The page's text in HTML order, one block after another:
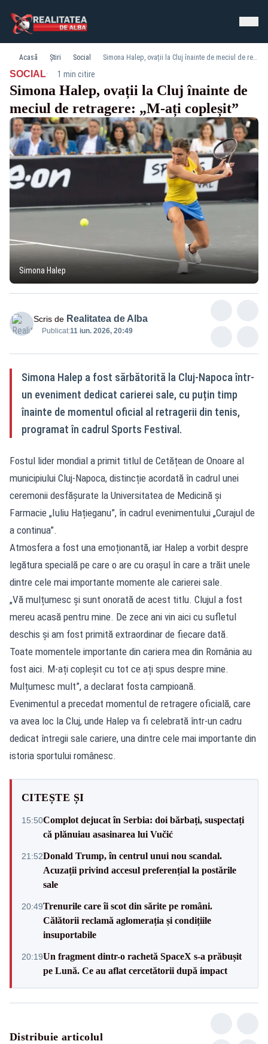
Acasă Știri Social Simona Halep, ovații la Cluj înainte de meciul de retragere: „M-ați copleșit”
SOCIAL· 1 min citire
Simona Halep, ovații la Cluj înainte de
meciul de retragere: „M-ați copleșit”
Simona Halep
Scris de Realitatea de Alba
Publicat:11 iun. 2026, 20:49
Simona Halep a fost sărbătorită la Cluj-Napoca într-
un eveniment dedicat carierei sale, cu puțin timp
înainte de momentul oficial al retragerii din tenis,
programat în cadrul Sports Festival.
Fostul lider mondial a primit titlul de Cetățean de Onoare al
municipiului Cluj-Napoca, distincție acordată în cadrul unei
ceremonii desfășurate la Universitatea de Medicină și
Farmacie „Iuliu Hațieganu”, în cadrul evenimentului „Curajul de
a continua”.
Atmosfera a fost una emoționantă, iar Halep a vorbit despre
legătura specială pe care o are cu orașul în care a trăit unele
dintre cele mai importante momente ale carierei sale.
„Vă mulțumesc și sunt onorată de acest titlu. Clujul a fost
mereu acasă pentru mine. De zece ani vin aici cu sufletul
deschis și am fost primită extraordinar de fiecare dată.
Toate momentele importante din cariera mea din România au
fost aici. M-ați copleșit cu tot ce ați spus despre mine.
Mulțumesc mult”, a declarat fosta campioană.
Evenimentul a precedat momentul de retragere oficială, care
va avea loc la Cluj, unde Halep va fi celebrată într-un cadru
dedicat întregii sale cariere, una dintre cele mai importante din
istoria sportului românesc.
CITEȘTE ȘI
15:50Complot dejucat în Serbia: doi bărbați, suspectați
că plănuiau asasinarea lui Vučić
21:52Donald Trump, în centrul unui nou scandal.
Acuzații privind accesul preferențial la postările
sale
20:49Trenurile care îi scot din sărite pe români.
Călătorii reclamă aglomerația și condițiile
insuportabile
20:19Un fragment dintr-o rachetă SpaceX s-a prăbușit
pe Lună. Ce au aflat cercetătorii după impact
Distribuie articolul